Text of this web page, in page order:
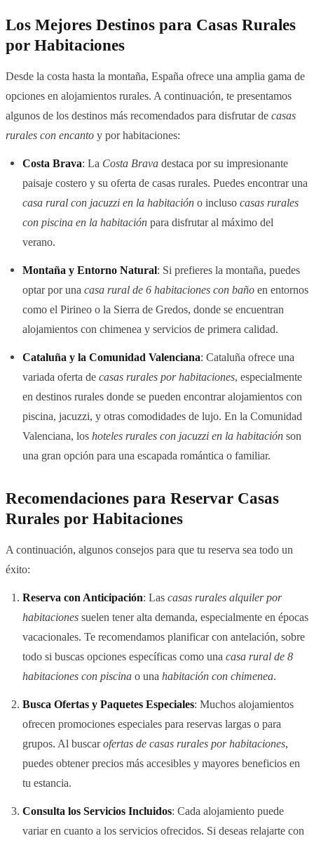
Los Mejores Destinos para Casas Rurales
por Habitaciones
Desde la costa hasta la montaña, España ofrece una amplia gama de
opciones en alojamientos rurales. A continuación, te presentamos
algunos de los destinos más recomendados para disfrutar de casas
rurales con encanto y por habitaciones:
Costa Brava: La Costa Brava destaca por su impresionante
paisaje costero y su oferta de casas rurales. Puedes encontrar una
casa rural con jacuzzi en la habitación o incluso casas rurales
con piscina en la habitación para disfrutar al máximo del
verano.
Montaña y Entorno Natural: Si prefieres la montaña, puedes
optar por una casa rural de 6 habitaciones con baño en entornos
como el Pirineo o la Sierra de Gredos, donde se encuentran
alojamientos con chimenea y servicios de primera calidad.
Cataluña y la Comunidad Valenciana: Cataluña ofrece una
variada oferta de casas rurales por habitaciones, especialmente
en destinos rurales donde se pueden encontrar alojamientos con
piscina, jacuzzi, y otras comodidades de lujo. En la Comunidad
Valenciana, los hoteles rurales con jacuzzi en la habitación son
una gran opción para una escapada romántica o familiar.
Recomendaciones para Reservar Casas
Rurales por Habitaciones
A continuación, algunos consejos para que tu reserva sea todo un
éxito:
Reserva con Anticipación: Las casas rurales alquiler por
habitaciones suelen tener alta demanda, especialmente en épocas
vacacionales. Te recomendamos planificar con antelación, sobre
todo si buscas opciones específicas como una casa rural de 8
habitaciones con piscina o una habitación con chimenea.
Busca Ofertas y Paquetes Especiales: Muchos alojamientos
ofrecen promociones especiales para reservas largas o para
grupos. Al buscarofertas de casas rurales por habitaciones,
puedes obtener precios más accesibles y mayores beneficios en
tu estancia.
Consulta los Servicios Incluidos: Cada alojamiento puede
variar en cuanto a los servicios ofrecidos. Si deseas relajarte con